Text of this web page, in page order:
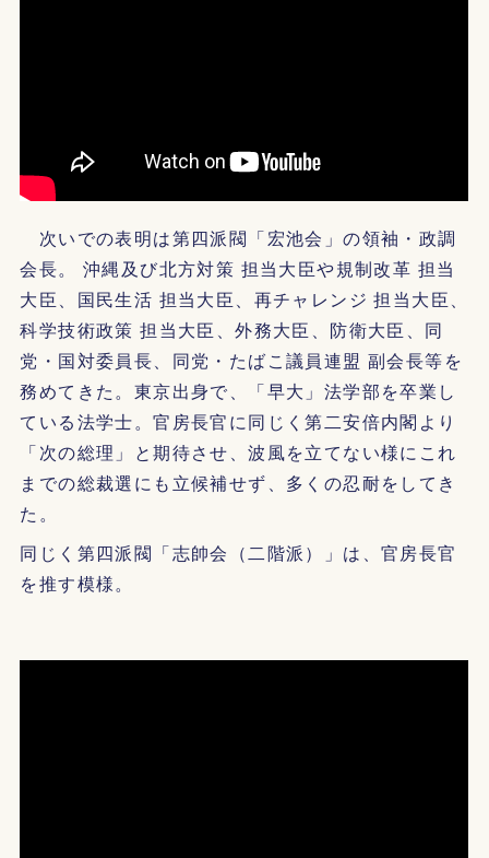
次いでの表明は第四派閥「宏池会」の領袖・政調
会長。 沖縄及び北方対策 担当大臣や規制改革 担当
大臣、国民生活 担当大臣、再チャレンジ 担当大臣、
科学技術政策 担当大臣、外務大臣、防衛大臣、同
党・国対委員長、同党・たばこ議員連盟 副会長等を
務めてきた。東京出身で、「早大」法学部を卒業し
ている法学士。官房長官に同じく第二安倍内閣より
「次の総理」と期待させ、波風を立てない様にこれ
までの総裁選にも立候補せず、多くの忍耐をしてき
た。
同じく第四派閥「志帥会（二階派）」は、官房長官
を推す模様。